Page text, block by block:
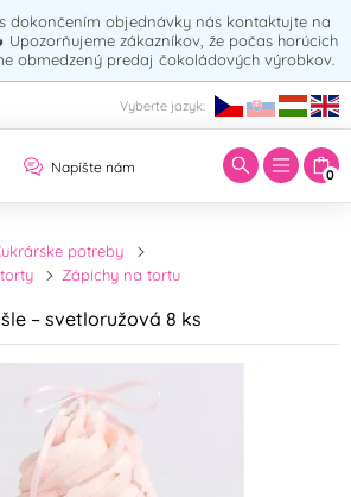
dokončením objednávky nás kontaktujte na
Upozorňujeme zákazníkov, že počas horúcich
obmedzený predaj čokoládových výrobkov.
Vyberte jazyk:
Napíšte nám 0
výraz:
potreby
Zápichy na tortu
– svetloružová 8 ks